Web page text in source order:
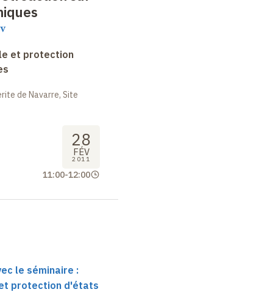
et protection
de Navarre, Site
28
FÉV
2011
11:00-12:00
le séminaire :
protection d'états